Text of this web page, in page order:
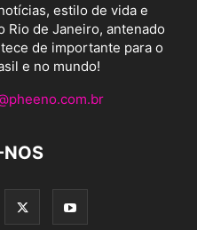
estilo de vida e
Rio de Janeiro, antenado
de importante para o
e no mundo!